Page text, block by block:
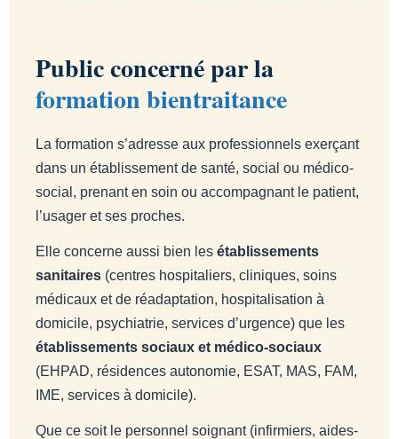
Public concerné par la
formation bientraitance
La formation s’adresse aux professionnels exerçant
dans un établissement de santé, social ou médico-
social, prenant en soin ou accompagnant le patient,
l’usager et ses proches.
Elle concerne aussi bien les établissements
sanitaires (centres hospitaliers, cliniques, soins
médicaux et de réadaptation, hospitalisation à
domicile, psychiatrie, services d’urgence) que les
établissements sociaux et médico-sociaux
(EHPAD, résidences autonomie, ESAT, MAS, FAM,
IME, services à domicile).
Que ce soit le personnel soignant (infirmiers, aides-